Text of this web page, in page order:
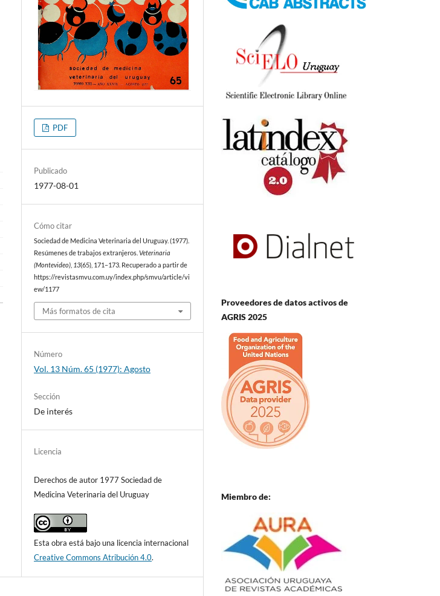
PDF
Publicado
1977-08-01
Cómo citar
Sociedad de Medicina Veterinaria del Uruguay. (1977).
Resúmenes de trabajos extranjeros.Veterinaria
(Montevideo) 13(65), 171–173. Recuperado a partir de
https://revistasmvu.com.uy/index.php/smvu/article/vi
ew/1177
Más formatos de cita
Número
Vol. 13 Núm. 65 (1977): Agosto
Sección
De interés
Licencia
Derechos de autor 1977 Sociedad de
Medicina Veterinaria del Uruguay
Esta obra está bajo una licencia internacional
Creative Commons Atribución 4.0.
Proveedores de datos activos de
AGRIS 2025
Miembro de: